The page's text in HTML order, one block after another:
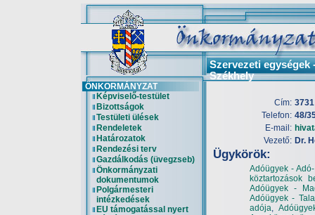
Szervezeti
Székhely
ÖNKORMÁNYZAT
Képviselő-testület
Bizottságok
Testületi ülések
Rendeletek
Határozatok
Rendezési terv
Gazdálkodás (üvegzseb)
Önkormányzati
dokumentumok
Polgármesteri
intézkedések
EU támogatással nyert
Cím:
Telefon: 48/
E-mail:
Vezető: Dr.
Ügykörök:
Adóügyek -
köztartozások
Adóügyek -
Adóügyek -
adója,